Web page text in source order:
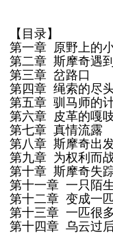
【目录】
第一章 原野上的
第二章 斯摩奇遇
第三章 岔路口
第四章 绳索的尽
第五章 驯马师的
第六章 皮革的嘎
第七章 真情流露
第八章 斯摩奇出
第九章 为权利而
第十章 斯摩奇失
第十一章 一只陌
第十二章 变成一
第十三章 一匹很
第十四章 乌云过